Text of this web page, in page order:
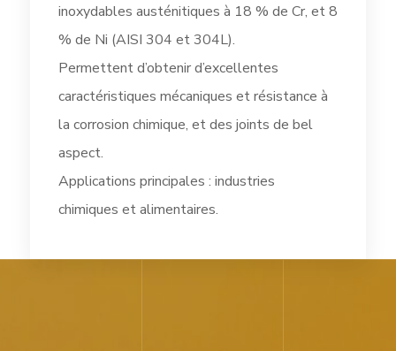
inoxydables austénitiques à 18 % de Cr, et 8
% de Ni (AISI 304 et 304L).
Permettent d’obtenir d’excellentes
caractéristiques mécaniques et résistance à
la corrosion chimique, et des joints de bel
aspect.
Applications principales : industries
chimiques et alimentaires.